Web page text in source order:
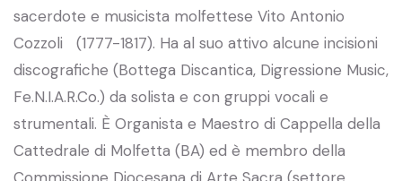
sacerdote e musicista molfettese Vito Antonio
Cozzoli (1777-1817). Ha al suo attivo alcune incisioni
discografiche (Bottega Discantica, Digressione Music,
Fe.N.I.A.R.Co.) da solista e con gruppi vocali e
strumentali. È Organista e Maestro di Cappella della
Cattedrale di Molfetta (BA) ed è membro della